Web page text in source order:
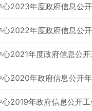
心2023年度政府信息公
心2022年度政府信息公
2021年度政府信息公
心2020年政府信息公开
2019年政府信息公开